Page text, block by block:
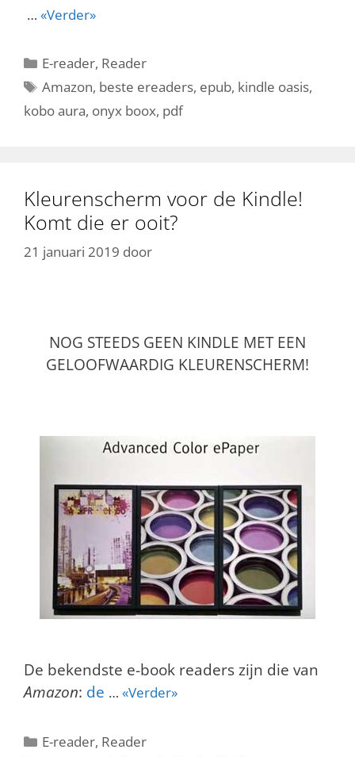
… «Verder»
Categorieën
E-reader, Reader
Tags
Amazon, beste ereaders, epub, kindle oasis,
kobo aura, onyx boox, pdf
Kleurenscherm voor de Kindle!
Komt die er ooit?
21 januari 2019 door
NOG STEEDS GEEN KINDLE MET EEN
GELOOFWAARDIG KLEURENSCHERM!
De bekendste e-book readers zijn die van
Amazon: de … «Verder»
Categorieën
E-reader, Reader